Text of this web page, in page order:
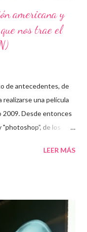
americana y
nos trae el
de antecedentes, de
una película
2009. Desde entonces
de los
ejemplo: A Zac Efron
con que dijera que la
sabe? Tengo una
LEER MÁS